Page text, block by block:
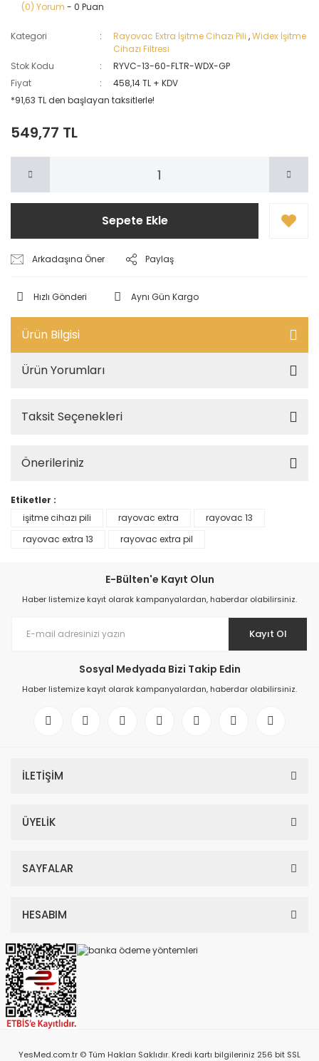
(0) Yorum - 0 Puan
Kategori Rayovac Extra İşitme Cihazı Pili ,Widex İşitme
Cihazı Filtresi
Stok Kodu
RYVC-13-60-FLTR-WDX-GP
Fiyat
458,14 TL + KDV
*91,63 TL den başlayan taksitlerle!
549,77 TL
Sepete Ekle
Arkadaşına Öner Paylaş
Hızlı Gönderi Aynı Gün Kargo
Ürün Bilgisi
Ürün Yorumları
Taksit Seçenekleri
Önerileriniz
Etiketler :
işitme cihazı pili
rayovac extra
rayovac 13
rayovac extra 13
rayovac extra pil
E-Bülten'e Kayıt Olun
Haber listemize kayıt olarak kampanyalardan, haberdar olabilirsiniz.
Kayıt Ol
Sosyal Medyada Bizi Takip Edin
Haber listemize kayıt olarak kampanyalardan, haberdar olabilirsiniz.
İLETİŞİM
ÜYELİK
SAYFALAR
HESABIM
YesMed.com.tr © Tüm Hakları Saklıdır. Kredi kartı bilgileriniz 256 bit SSL